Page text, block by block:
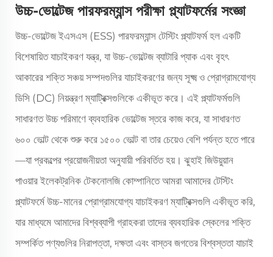
উচ্চ-ভোল্টেজ পারফরম্যান্স পরীক্ষা প্ল্যাটফর্মের সংজ্ঞা
উচ্চ-ভোল্টেজ ইএসএস (ESS) পারফরম্যান্স টেস্টিং প্ল্যাটফর্ম হল একটি
বিশেষায়িত যাচাইকরণ যন্ত্র, যা উচ্চ-ভোল্টেজ ব্যাটারি প্যাক এবং বৃহৎ
আকারের শক্তি সঞ্চয় সম্পদগুলির যাচাইকরণের জন্য সূক্ষ্ম ও প্রোগ্রামযোগ্য
ডিসি (DC) নিয়ন্ত্রণ ম্যাট্রিক্সগুলিকে একীভূত করে। এই প্ল্যাটফর্মগুলি
সাধারণত উচ্চ পরিমাণে ব্যবহারিক ভোল্টেজ স্তরে কাজ করে, যা সাধারণত
৬০০ ভোল্ট থেকে শুরু করে ১৫০০ ভোল্ট বা তার চেয়েও বেশি পর্যন্ত হতে পারে
—যা প্রকল্পের প্রয়োজনীয়তা অনুযায়ী পরিবর্তিত হয়। ঝুহাই জিউয়ুয়ান
পাওয়ার ইলেকট্রনিক টেকনোলজি কোম্পানিতে আমরা আমাদের টেস্টিং
প্ল্যাটফর্মে উচ্চ-মানের প্রোগ্রামযোগ্য যাচাইকরণ ম্যাট্রিক্সগুলি একীভূত করি,
যার মাধ্যমে আমাদের বিশ্বব্যাপী গ্রাহকরা তাদের ব্যবহারিক স্কেলের শক্তি
সম্পর্কিত পণ্যগুলির নিরাপত্তা, দক্ষতা এবং বাস্তব জগতের বিশ্বস্ততা যাচাই